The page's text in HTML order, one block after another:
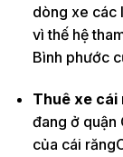
dòng xe các
vì thế hệ
Bình phước
Thuê xe cái
đang ở quận
của cái